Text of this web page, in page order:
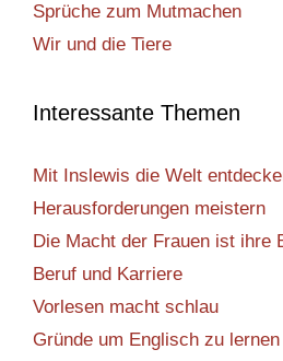
Sprüche zum Mutmachen
Wir und die Tiere
Interessante Themen
Mit Inslewis die Welt
Herausforderungen meistern
Die Macht der Frauen ist ihre
Beruf und Karriere
Vorlesen macht schlau
Gründe um Englisch zu lernen